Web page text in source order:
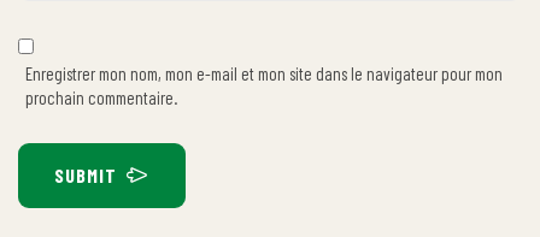
Enregistrer mon nom, mon e-mail et mon site dans le navigateur pour mon
prochain commentaire.
SUBMIT